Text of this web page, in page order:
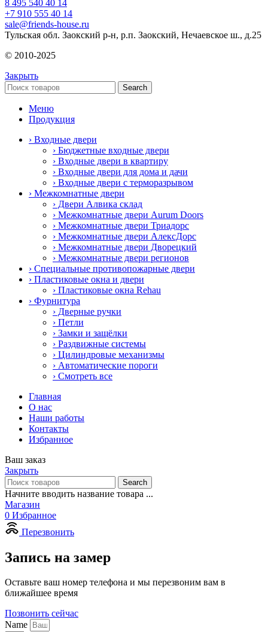
8 495 540 40 14
+7 910 555 40 14
sale@friends-house.ru
Тульская обл. Заокский р-н, р.п. Заокский, Нечаевское ш., д.25
© 2010-2025
Закрыть
Search
Меню
Продукция
› Входные двери
› Бюджетные входные двери
› Входные двери в квартиру
› Входные двери для дома и дачи
› Входные двери с терморазрывом
› Межкомнатные двери
› Двери Алвика склад
› Межкомнатные двери Aurum Doors
› Межкомнатные двери Триадорс
› Межкомнатные двери АлексДорс
› Межкомнатные двери Дворецкий
› Межкомнатные двери регионов
› Специальные противопожарные двери
› Пластиковые окна и двери
› Пластиковые окна Rehau
› Фурнитура
› Дверные ручки
› Петли
› Замки и защёлки
› Раздвижные системы
› Цилиндровые механизмы
› Автоматические пороги
› Смотреть все
Главная
О нас
Наши работы
Контакты
Избранное
Ваш заказ
Закрыть
Search
Начните вводить название товара ...
Магазин
0 Избранное
Перезвонить
Запись на замер
Оставьте ваш номер телефона и мы перезвоним вам в
ближайшее время
Позвонить сейчас
Name